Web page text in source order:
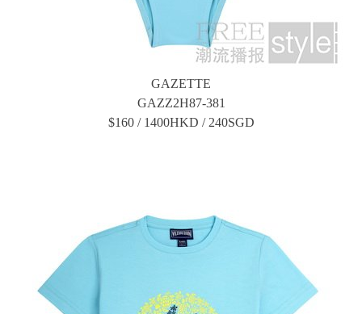
GAZETTE
GAZZ2H87-381
$160 / 1400HKD / 240SGD